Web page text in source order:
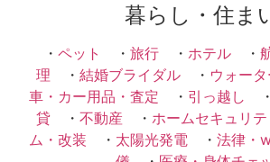
暮らし・住ま
・ ペット ・ 旅行 ・ ホテル ・
理 ・ 結婚ブライダル ・ ウォー
車・カー用品・査定 ・ 引っ越し ・
貸 ・ 不動産 ・ ホームセキュリテ
ム・改装 ・ 太陽光発電 ・ 法律・